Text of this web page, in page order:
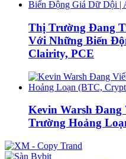
Thị Trường Đang
Với Những Biến
Clairity, PCE
Kevin Warsh
Trường Hoảng